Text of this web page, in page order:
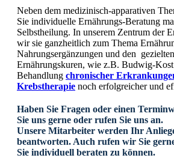
Neben dem medizinisch-apparativen
Sie individuelle Ernährungs-Beratung
Selbstheilung. In unserem Zentrum der
wir sie ganzheitlich zum Thema
Nahrungsergänzungen und den
Ernährungskuren, wie z.B. Budwig-
Behandlung chronischer
Krebstherapie noch erfolgreicher und
Haben Sie Fragen oder einen
Sie uns gerne oder rufen Sie uns an.
Unsere Mitarbeiter werden Ihr
beantworten. Auch rufen wir Sie
Sie individuell beraten zu können.